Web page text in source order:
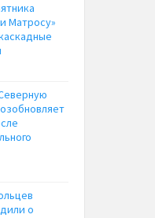
Матросу»
о